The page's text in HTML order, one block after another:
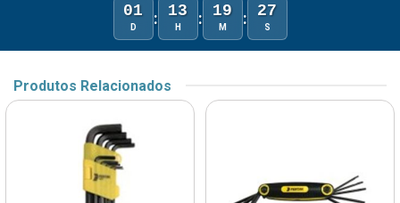
01
D : 13
H : 19
M : 27
S
Produtos Relacionados